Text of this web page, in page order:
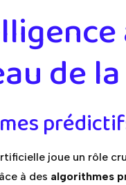
de
joue un rôle
à des algorithmes